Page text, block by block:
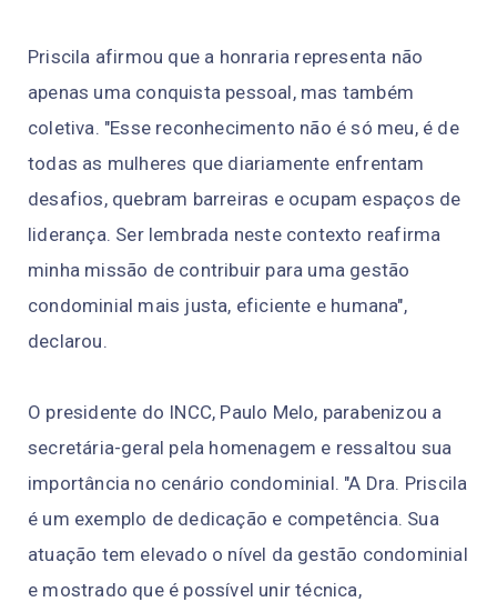
Priscila afirmou que a honraria representa não
apenas uma conquista pessoal, mas também
coletiva. "Esse reconhecimento não é só meu, é de
todas as mulheres que diariamente enfrentam
desafios, quebram barreiras e ocupam espaços de
liderança. Ser lembrada neste contexto reafirma
minha missão de contribuir para uma gestão
condominial mais justa, eficiente e humana",
declarou.
O presidente do INCC, Paulo Melo, parabenizou a
secretária-geral pela homenagem e ressaltou sua
importância no cenário condominial. "A Dra. Priscila
é um exemplo de dedicação e competência. Sua
atuação tem elevado o nível da gestão condominial
e mostrado que é possível unir técnica,